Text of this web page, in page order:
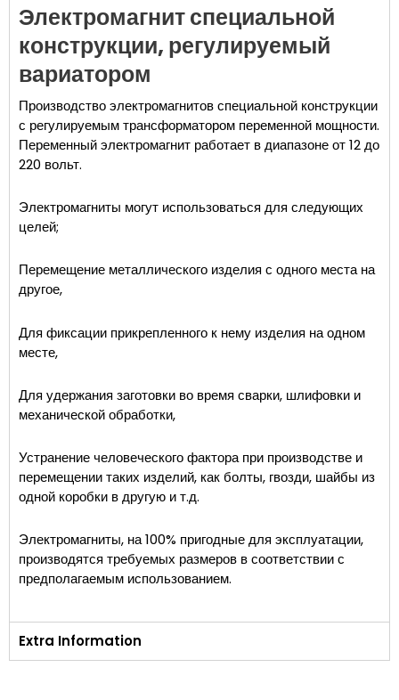
Электромагнит специальной
конструкции, регулируемый
вариатором
Производство электромагнитов специальной конструкции
с регулируемым трансформатором переменной мощности.
Переменный электромагнит работает в диапазоне от 12 до
220 вольт.
Электромагниты могут использоваться для следующих
целей;
Перемещение металлического изделия с одного места на
другое,
Для фиксации прикрепленного к нему изделия на одном
месте,
Для удержания заготовки во время сварки, шлифовки и
механической обработки,
Устранение человеческого фактора при производстве и
перемещении таких изделий, как болты, гвозди, шайбы из
одной коробки в другую и т.д.
Электромагниты, на 100% пригодные для эксплуатации,
производятся требуемых размеров в соответствии с
предполагаемым использованием.
Extra Information